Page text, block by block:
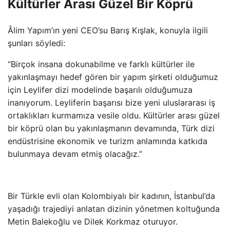
Kültürler Arası Güzel Bir Köprü
Âlim Yapım’ın yeni CEO’su Barış Kışlak, konuyla ilgili
şunları söyledi:
“Birçok insana dokunabilme ve farklı kültürler ile
yakınlaşmayı hedef gören bir yapım şirketi olduğumuz
için Leylifer dizi modelinde başarılı olduğumuza
inanıyorum. Leyliferin başarısı bize yeni uluslararası iş
ortaklıkları kurmamıza vesile oldu. Kültürler arası güzel
bir köprü olan bu yakınlaşmanın devamında, Türk dizi
endüstrisine ekonomik ve turizm anlamında katkıda
bulunmaya devam etmiş olacağız.”
Bir Türkle evli olan Kolombiyalı bir kadının, İstanbul’da
yaşadığı trajediyi anlatan dizinin yönetmen koltuğunda
Metin Balekoğlu ve Dilek Korkmaz oturuyor.